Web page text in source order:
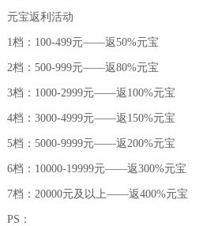
元宝返利活动
1档：100-499元——返50%元宝
2档：500-999元——返80%元宝
3档：1000-2999元——返100%元宝
4档：3000-4999元——返150%元宝
5档：5000-9999元——返200%元宝
6档：10000-19999元——返300%元宝
7档：20000元及以上——返400%元宝
PS：